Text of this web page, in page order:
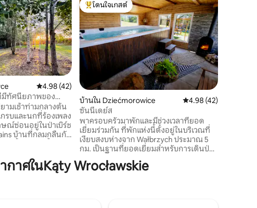
คะแนนเฉลี่ย 4.98 จาก 5, 42 รีวิว
4.98 (42)
มีทัศนียภาพของ
ามเช้าท่ามกลางต้น
รบและนกที่ร้องเพลง
ณ์ซ่อนอยู่ในป่าเบิร์ช
บ้านที่กลมกลืนกับ
หมือนเป็นส่วนหนึ่ง
ต้นไม้ก็ให้การปกป้อง
โดนใจเกสต์ที่สุด
โดนใจเกสต์
บ้านใน Dziećmorowice คะแนนเฉลี่ย 4.98 จาก
4.98 (42)
ซันนี่เดย์ส
พาครอบครัวมาพักและมีช่วงเวลาที่ยอด
เยี่ยมร่วมกัน ที่พักแห่งนี้ตั้งอยู่ในบริเวณที่
เงียบสงบห่างจาก Wałbrzych ประมาณ 5
กม. เป็นฐานที่ยอดเยี่ยมสำหรับการเดินป่า
เส้นทางปั่นจักรยานและการเดินไกล สำหรับ
การท่องเที่ยว เราขอแนะนำปราสาทคสยอน
ศในKąty Wrocławskie